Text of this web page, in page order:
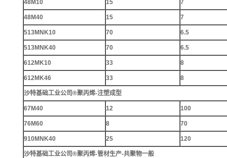
48M10 15 7
48M40 15 7
513MNK10 70 6.5
513MNK40 70 6.5
612MK10 33 8
612MK46 33 8
沙特基础工业公司®聚丙烯-注塑成型
67M40 12 100
76M60 8 70
910MNK40 25 120
沙特基础工业公司®聚丙烯-管材生产-共聚物一般